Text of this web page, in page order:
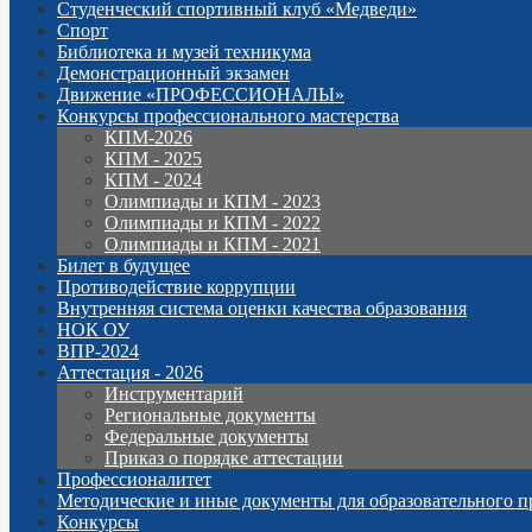
Студенческий спортивный клуб «Медведи»
Спорт
Библиотека и музей техникума
Демонстрационный экзамен
Движение «ПРОФЕССИОНАЛЫ»
Конкурсы профессионального мастерства
КПМ-2026
КПМ - 2025
КПМ - 2024
Олимпиады и КПМ - 2023
Олимпиады и КПМ - 2022
Олимпиады и КПМ - 2021
Билет в будущее
Противодействие коррупции
Внутренняя система оценки качества образования
НОК ОУ
ВПР-2024
Аттестация - 2026
Инструментарий
Региональные документы
Федеральные документы
Приказ о порядке аттестации
Профессионалитет
Методические и иные документы для образовательного
Конкурсы